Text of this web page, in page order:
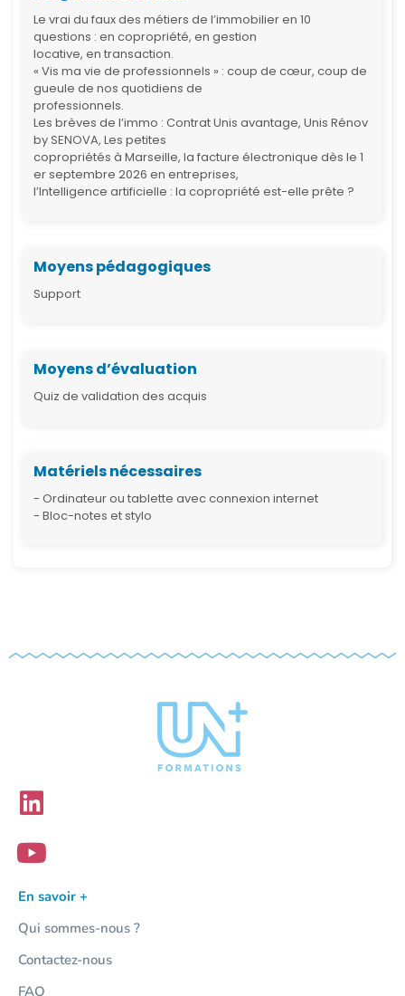
Le vrai du faux des métiers de l’immobilier en 10
questions : en copropriété, en gestion
locative, en transaction.
« Vis ma vie de professionnels » : coup de cœur, coup de
gueule de nos quotidiens de
professionnels.
Les brèves de l’immo : Contrat Unis avantage, Unis Rénov
by SENOVA, Les petites
copropriétés à Marseille, la facture électronique dès le 1
er septembre 2026 en entreprises,
l’Intelligence artificielle : la copropriété est-elle prête ?
Moyens pédagogiques
Support
Moyens d’évaluation
Quiz de validation des acquis
Matériels nécessaires
- Ordinateur ou tablette avec connexion internet
- Bloc-notes et stylo
En savoir +
Qui sommes-nous ?
Contactez-nous
FAQ